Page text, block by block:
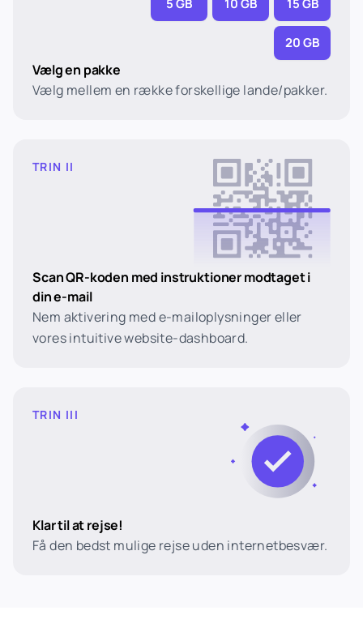
5 GB 10 GB 15 GB
20 GB
Vælg en pakke
Vælg mellem en række forskellige lande/pakker.
TRIN II
Scan QR-koden med instruktioner modtaget i
din e-mail
Nem aktivering med e-mailoplysninger eller
vores intuitive website-dashboard.
TRIN III
Klar til at rejse!
Få den bedst mulige rejse uden internetbesvær.